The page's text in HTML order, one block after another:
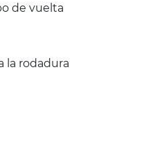
de vuelta
la rodadura